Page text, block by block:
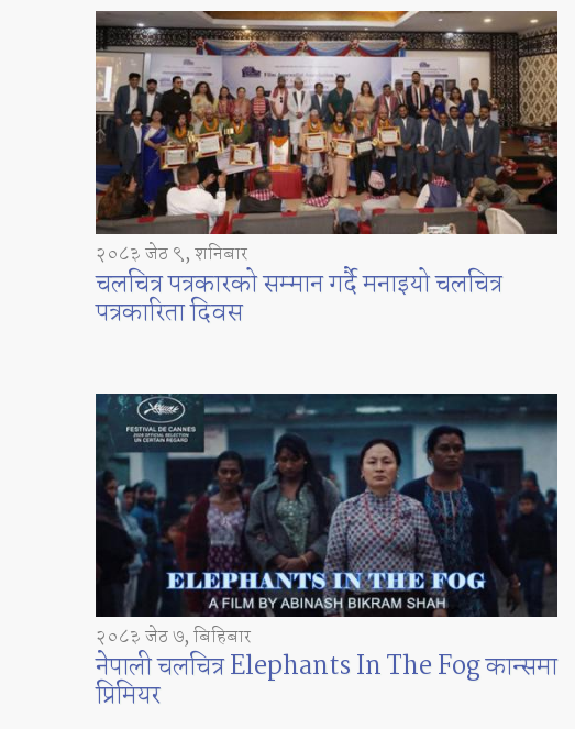
२०८३ जेठ ९, शनिबार
चलचित्र पत्रकारको सम्मान गर्दै मनाइयो चलचित्र
पत्रकारिता दिवस
२०८३ जेठ ७, बिहिबार
नेपाली चलचित्र Elephants In The Fog कान्समा
प्रिमियर